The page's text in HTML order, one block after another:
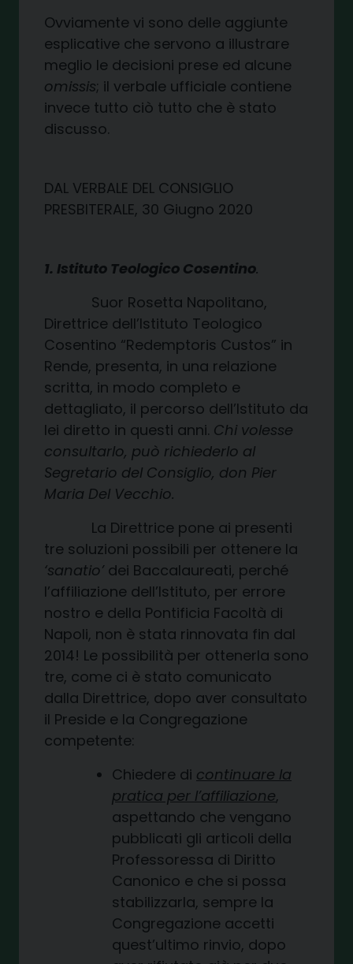
Ovviamente vi sono delle aggiunte
esplicative che servono a illustrare
meglio le decisioni prese ed alcune
omissis; il verbale ufficiale contiene
invece tutto ciò tutto che è stato
discusso.
DAL VERBALE DEL CONSIGLIO
PRESBITERALE, 30 Giugno 2020
1. Istituto Teologico Cosentino.
Suor Rosetta Napolitano,
Direttrice dell’Istituto Teologico
Cosentino “Redemptoris Custos” in
Rende, presenta, in una relazione
scritta, in modo completo e
dettagliato, il percorso dell’Istituto da
lei diretto in questi anni. Chi volesse
consultarlo, può richiederlo al
Segretario del Consiglio, don Pier
Maria Del Vecchio.
La Direttrice pone ai presenti
tre soluzioni possibili per ottenere la
‘sanatio’dei Baccalaureati, perché
l’affiliazione dell’Istituto, per errore
nostro e della Pontificia Facoltà di
Napoli, non è stata rinnovata fin dal
2014! Le possibilità per ottenerla sono
tre, come ci è stato comunicato
dalla Direttrice, dopo aver consultato
il Preside e la Congregazione
competente:
Chiedere di continuare la
pratica per l’affiliazione,
aspettando che vengano
pubblicati gli articoli della
Professoressa di Diritto
Canonico e che si possa
stabilizzarla, sempre la
Congregazione accetti
quest’ultimo rinvio, dopo